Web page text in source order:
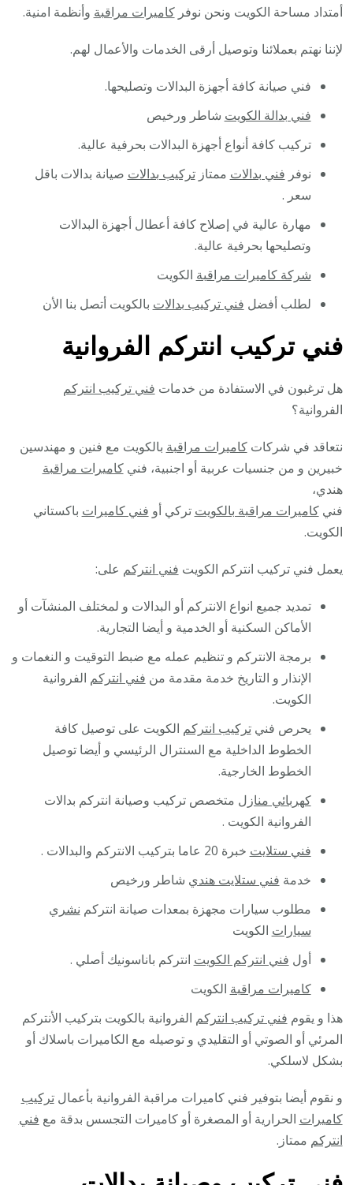
أمتداد مساحة الكويت ونحن نوفركاميرات مراقبة وأنظمة امنية.
لإننا نهتم بعملائنا وتوصيل أرقى الخدمات والأعمال لهم.
فني صيانة كافة أجهزة البدالات وتصليحها.
فني بدالة الكويت شاطر ورخيص
تركيب كافة أنواع أجهزة البدالات بحرفية عالية.
نوفر فني بدالات ممتازتركيب بدالات صيانة بدالات باقل
سعر .
مهارة عالية في إصلاح كافة أعطال أجهزة البدالات
وتصليحها بحرفية عالية.
شركة كاميرات مراقبة الكويت
لطلب أفضل فني تركيب بدالات بالكويت أتصل بنا الأن
فني تركيب انتركم الفروانية
هل ترغبون في الاستفادة من خدمات فني تركيب انتركم
الفروانية؟
نتعاقد في شركاتكاميرات مراقبة بالكويت مع فنين و مهندسين
خبيرين و من جنسيات عربية أو اجنبية، فنيكاميرات مراقبة
هندي،
فنيكاميرات مراقبة بالكويت تركي أو فني كاميرات باكستاني
الكويت.
يعمل فني تركيب انتركم الكويت فني انتركم على:
تمديد جميع انواع الانتركم أو البدالات و لمختلف المنشآت أو
الأماكن السكنية أو الخدمية و أيضا التجارية.
برمجة الانتركم و تنظيم عمله مع ضبط التوقيت و النغمات و
الإنذار و التاريخ خدمة مقدمة من فني انتركم الفروانية
الكويت.
يحرص فنيتركيب انتركم الكويت على توصيل كافة
الخطوط الداخلية مع السنترال الرئيسي و أيضا توصيل
الخطوط الخارجية.
كهربائي منازل متخصص تركيب وصيانة انتركم بدالات
الفروانية الكويت .
فني ستلايت خبرة 20 عاما بتركيب الانتركم والبدالات .
خدمة فني ستلايت هندي شاطر ورخيص
مطلوب سيارات مجهزة بمعدات صيانة انتركم نشري
سيارات الكويت
أول فني انتركم الكويت انتركم باناسونيك أصلي .
كاميرات مراقبة الكويت
هذا و يقوم فني تركيب انتركم الفروانية بالكويت بتركيب الأنتركم
المرئي أو الصوتي أو التقليدي و توصيله مع الكاميرات باسلاك أو
بشكل لاسلكي.
و نقوم أيضا بتوفير فني كاميرات مراقبة الفروانية بأعمالتركيب
كاميرات الحرارية أو المصغرة أو كاميرات التجسس بدقة مع فني
انتركم ممتاز.